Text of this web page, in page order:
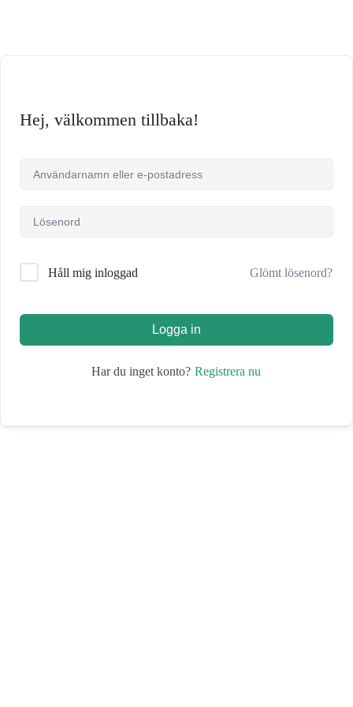
Hej, välkommen tillbaka!
Håll mig inloggad Glömt lösenord?
Logga in
Har du inget konto? Registrera nu